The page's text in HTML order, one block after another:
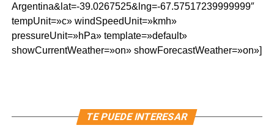
Argentina&lat=-39.0267525&lng=-67.57517239999999″
tempUnit=»c» windSpeedUnit=»kmh»
pressureUnit=»hPa» template=»default»
showCurrentWeather=»on» showForecastWeather=»on»]
TE PUEDE INTERESAR